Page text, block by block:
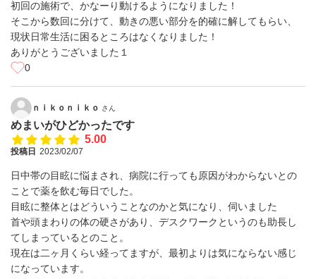
初回の施術で、かなーり動けるようになりました！
そこから数回に分けて、動きの悪い部分を的確に解してもらい、
現状日常生活に困るところはなくなりました！
ありがとうございました１
0
ｎｉｋｏｎｉｋｏ さん
めまいがひどかったです
5.00
投稿日 2023/02/07
日中帯の目眩に悩まされ、病院に行っても原因がわからないとの
ことで薬を飲む毎日でした。
目眩に整体とはどういうことなのかと気になり、伺いました
首や頭まわりの体の硬さがあり、デスクワークというのも助長し
てしまっているとのこと。
現在は二ヶ月くらい経ってますが、最初よりは気にならない感じ
になっています。